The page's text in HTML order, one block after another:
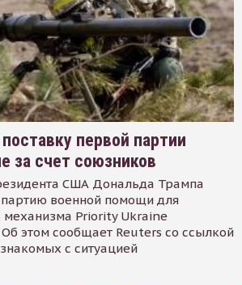
первой партии
за счет союзников
США Дональда Трампа
военной помощи для
Priority Ukraine
этом сообщает Reuters со ссылкой
с ситуацией